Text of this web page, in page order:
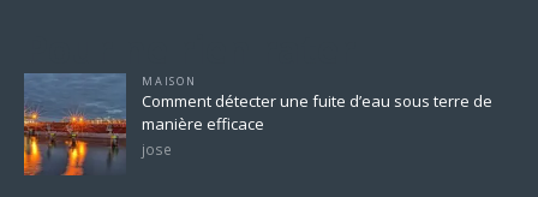
MAISON
Comment détecter une fuite d’eau sous terre de
manière efficace
jose